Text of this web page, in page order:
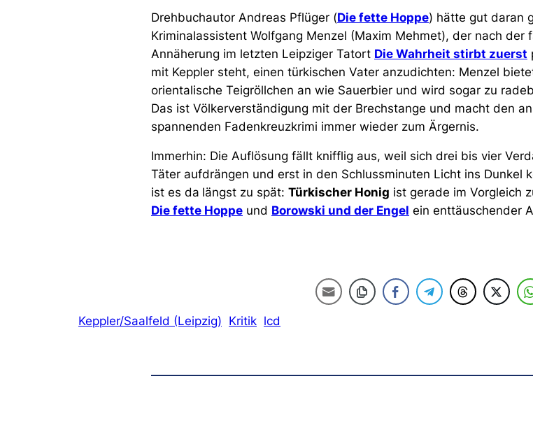
Drehbuchautor Andreas Pflüger (Die fette Hoppe) hätte gut daran
Kriminalassistent Wolfgang Menzel (Maxim Mehmet), der nach der
Annäherung im letzten Leipziger Tatort Die Wahrheit stirbt zuerst
mit Keppler steht, einen türkischen Vater anzudichten: Menzel
orientalische Teigröllchen an wie Sauerbier und wird sogar zu
Das ist Völkerverständigung mit der Brechstange und macht den
spannenden Fadenkreuzkrimi immer wieder zum Ärgernis.
Immerhin: Die Auflösung fällt knifflig aus, weil sich drei bis vier
Täter aufdrängen und erst in den Schlussminuten Licht ins Dunkel
ist es da längst zu spät: Türkischer Honig ist gerade im Vorgleich
Die fette Hoppe und Borowski und der Engel ein enttäuschender
Keppler/Saalfeld (Leipzig) Kritik lcd